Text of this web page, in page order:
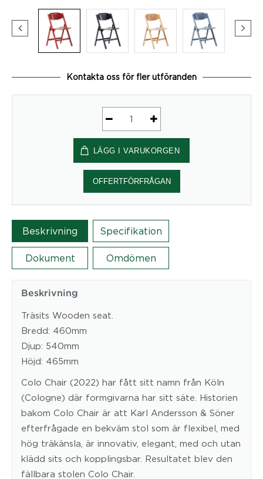
Kontakta oss för fler utföranden
CHAIR
mängd
LÄGG I VARUKORGEN
OFFERTFÖRFRÅGAN
Beskrivning Specifikation
Dokument Omdömen
Beskrivning
Träsits Wooden seat.
Bredd: 460mm
Djup: 540mm
Höjd: 465mm
Colo Chair (2022) har fått sitt namn från Köln
(Cologne) där formgivarna har sitt säte. Historien
bakom Colo Chair är att Karl Andersson & Söner
efterfrågade en bekväm stol som är flexibel, med
hög träkänsla, är innovativ, elegant, med och utan
klädd sits och kopplingsbar. Resultatet blev den
fällbara stolen Colo Chair.